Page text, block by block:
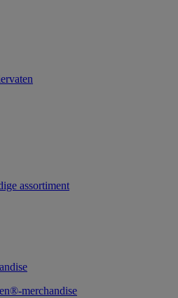
assortiment
merchandise